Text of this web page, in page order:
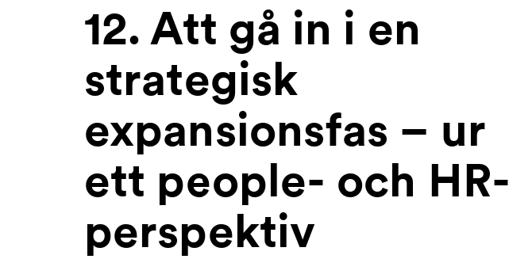
Nätverk
12. Att gå in i en
strategisk
expansionsfas – ur
ett people- och HR-
perspektiv